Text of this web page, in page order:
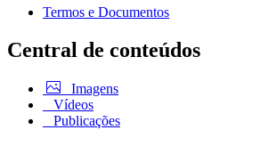
Termos e Documentos
Central de conteúdos
Imagens
Vídeos
Publicações